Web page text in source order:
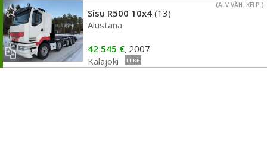
(ALV VÄH. KELP.)
Sisu R500 10x4 (13)
Alustana
42 545 €, 2007
Kalajoki
LIIKE